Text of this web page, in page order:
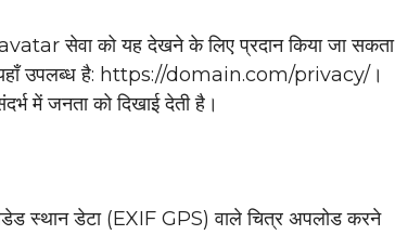
सेवा को यह देखने के लिए प्रदान किया जा सकता
यहाँ उपलब्ध है: https://domain.com/privacy/।
में जनता को दिखाई देती है।
स्थान डेटा (EXIF GPS) वाले चित्र अपलोड करने